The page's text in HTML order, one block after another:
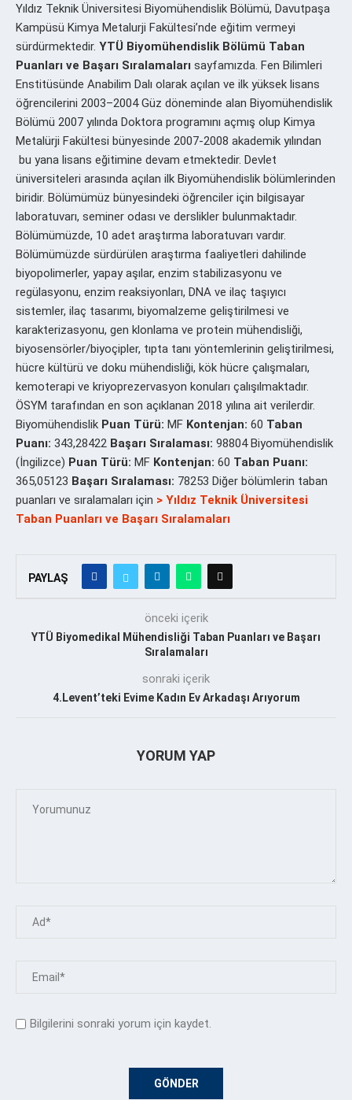
Yıldız Teknik Üniversitesi Biyomühendislik Bölümü, Davutpaşa
Kampüsü Kimya Metalurji Fakültesi’nde eğitim vermeyi
sürdürmektedir. YTÜ Biyomühendislik Bölümü Taban
Puanları ve Başarı Sıralamaları sayfamızda. Fen Bilimleri
Enstitüsünde Anabilim Dalı olarak açılan ve ilk yüksek lisans
öğrencilerini 2003–2004 Güz döneminde alan Biyomühendislik
Bölümü 2007 yılında Doktora programını açmış olup Kimya
Metalürji Fakültesi bünyesinde 2007-2008 akademik yılından
bu yana lisans eğitimine devam etmektedir. Devlet
üniversiteleri arasında açılan ilk Biyomühendislik bölümlerinden
biridir. Bölümümüz bünyesindeki öğrenciler için bilgisayar
laboratuvarı, seminer odası ve derslikler bulunmaktadır.
Bölümümüzde, 10 adet araştırma laboratuvarı vardır.
Bölümümüzde sürdürülen araştırma faaliyetleri dahilinde
biyopolimerler, yapay aşılar, enzim stabilizasyonu ve
regülasyonu, enzim reaksiyonları, DNA ve ilaç taşıyıcı
sistemler, ilaç tasarımı, biyomalzeme geliştirilmesi ve
karakterizasyonu, gen klonlama ve protein mühendisliği,
biyosensörler/biyoçipler, tıpta tanı yöntemlerinin geliştirilmesi,
hücre kültürü ve doku mühendisliği, kök hücre çalışmaları,
kemoterapi ve kriyoprezervasyon konuları çalışılmaktadır.
ÖSYM tarafından en son açıklanan 2018 yılına ait verilerdir.
Biyomühendislik Puan Türü: MF Kontenjan: 60 Taban
Puanı: 343,28422 Başarı Sıralaması: 98804 Biyomühendislik
(İngilizce) Puan Türü: MF Kontenjan: 60 Taban Puanı:
365,05123 Başarı Sıralaması: 78253 Diğer bölümlerin taban
puanları ve sıralamaları için > Yıldız Teknik Üniversitesi
Taban Puanları ve Başarı Sıralamaları
PAYLAŞ
önceki içerik
YTÜ Biyomedikal Mühendisliği Taban Puanları ve Başarı
Sıralamaları
sonraki içerik
4.Levent’teki Evime Kadın Ev Arkadaşı Arıyorum
YORUM YAP
Bilgilerini sonraki yorum için kaydet.